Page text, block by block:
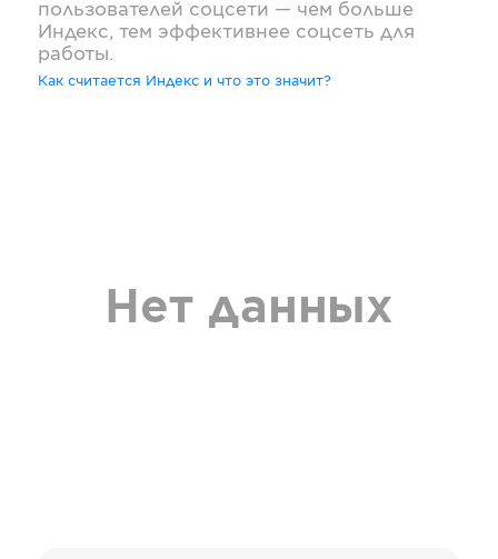
пользователей соцсети — чем больше
Индекс, тем эффективнее соцсеть для
работы.
Как считается Индекс и что это значит?
Нет данных